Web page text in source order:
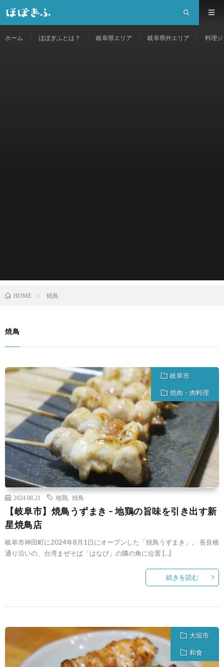
ホーム ほぼぎふとは？ 岐阜県エリア 岐阜県外エリア 料理
HOME 焼鳥
焼鳥
岐阜市
焼肉・肉料理
2024.08.21 地鶏 焼鳥
【岐阜市】焼鳥うずまき – 地鶏の旨味を引き出す新
星焼鳥店
岐阜市神田町に2024年8月1日にオープンした「焼鳥うずまき」。 長良橋
通り沿いの、台湾まぜそば「はなび」の隣の角に位置 […]
続きを読む
大垣市
和食